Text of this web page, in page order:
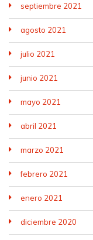
septiembre 2021
agosto 2021
julio 2021
junio 2021
mayo 2021
abril 2021
marzo 2021
febrero 2021
enero 2021
diciembre 2020